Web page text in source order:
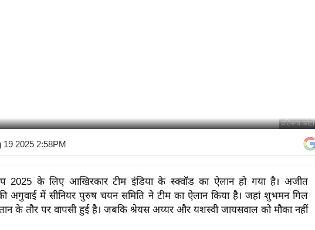
प्रतिरूप फोटो
19 2025 2:58PM
2025 के लिए आखिरकार टीम इंडिया के स्क्वॉड का ऐलान हो गया है। अजीत
अगुवाई में सीनियर पुरुष चयन समिति ने टीम का ऐलान किया है। जहां शुभमन गिल
के तौर पर वापसी हुई है। जबकि श्रेयस अय्यर और यशस्वी जायसवाल को मौका नहीं